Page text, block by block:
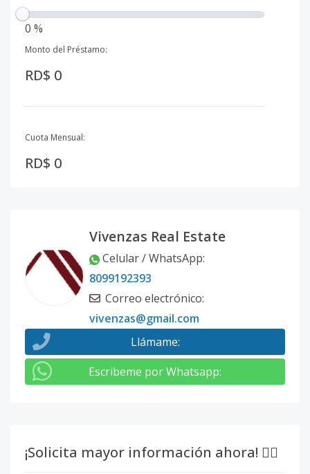
0 %
Monto del Préstamo:
RD$ 0
Cuota Mensual:
RD$ 0
Vivenzas Real Estate
Celular / WhatsApp:
8099192393
Correo electrónico:
vivenzas@gmail.com
Llámame:
Escribeme por Whatsapp:
¡Solicita mayor información ahora! 👇🏽